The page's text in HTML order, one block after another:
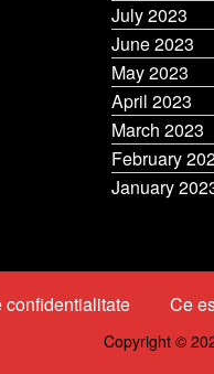
July 2023
June 2023
May 2023
April 2023
March 2023
February
January
confidentialitate Ce
Copyright ©